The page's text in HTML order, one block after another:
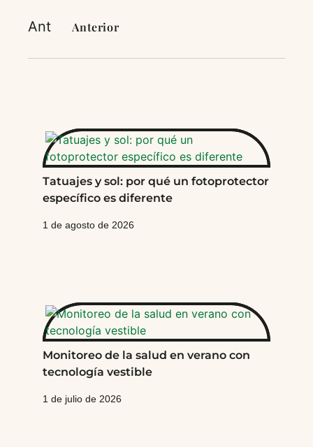
Ant Anterior
Tatuajes y sol: por qué un fotoprotector
específico es diferente
1 de agosto de 2026
Monitoreo de la salud en verano con
tecnología vestible
1 de julio de 2026